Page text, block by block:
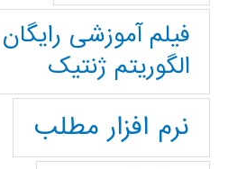
فیلم آموزشی
الگوریتم ژنتیک
نرم افزار مطلب